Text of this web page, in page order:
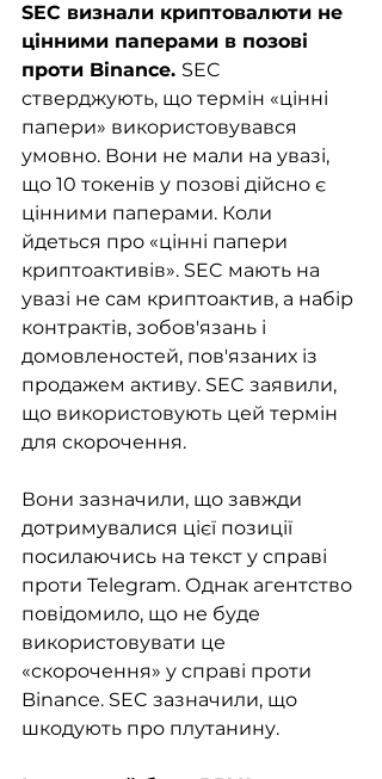
SEC визнали криптовалюти не
цінними паперами в позові
проти Binance. SEC
стверджують, що термін «цінні
папери» використовувався
умовно. Вони не мали на увазі,
що 10 токенів у позові дійсно є
цінними паперами. Коли
йдеться про «цінні папери
криптоактивів». SEC мають на
увазі не сам криптоактив, а набір
контрактів, зобов'язань і
домовленостей, пов'язаних із
продажем активу. SEC заявили,
що використовують цей термін
для скорочення.
Вони зазначили, що завжди
дотримувалися цієї позиції
посилаючись на текст у справі
проти Telegram. Однак агентство
повідомило, що не буде
використовувати це
«скорочення» у справі проти
Binance. SEC зазначили, що
шкодують про плутанину.